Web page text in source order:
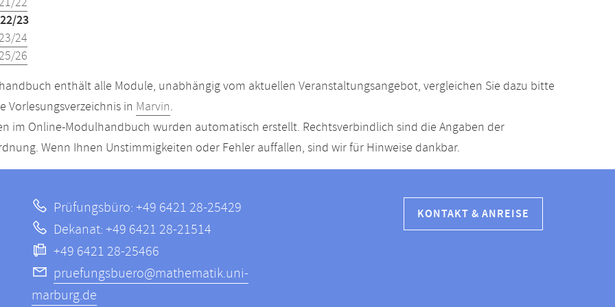
23
24
26
enthält alle Module, unabhängig vom aktuellen Veranstaltungsangebot, vergleichen Sie dazu bitte
Vorlesungsverzeichnis in Marvin.
im Online-Modulhandbuch wurden automatisch erstellt. Rechtsverbindlich sind die Angaben der
Wenn Ihnen Unstimmigkeiten oder Fehler auffallen, sind wir für Hinweise dankbar.
Prüfungsbüro: +49 6421 28-25429
Dekanat: +49 6421 28-21514
+49 6421 28-25466
pruefungsbuero@mathematik.uni-
marburg.de
KONTAKT & ANREISE